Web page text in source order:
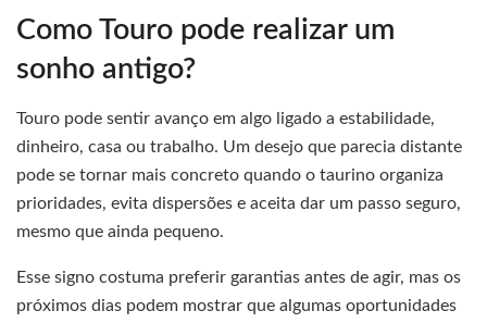
Como Touro pode realizar um
sonho antigo?
Touro pode sentir avanço em algo ligado a estabilidade,
dinheiro, casa ou trabalho. Um desejo que parecia distante
pode se tornar mais concreto quando o taurino organiza
prioridades, evita dispersões e aceita dar um passo seguro,
mesmo que ainda pequeno.
Esse signo costuma preferir garantias antes de agir, mas os
próximos dias podem mostrar que algumas oportunidades